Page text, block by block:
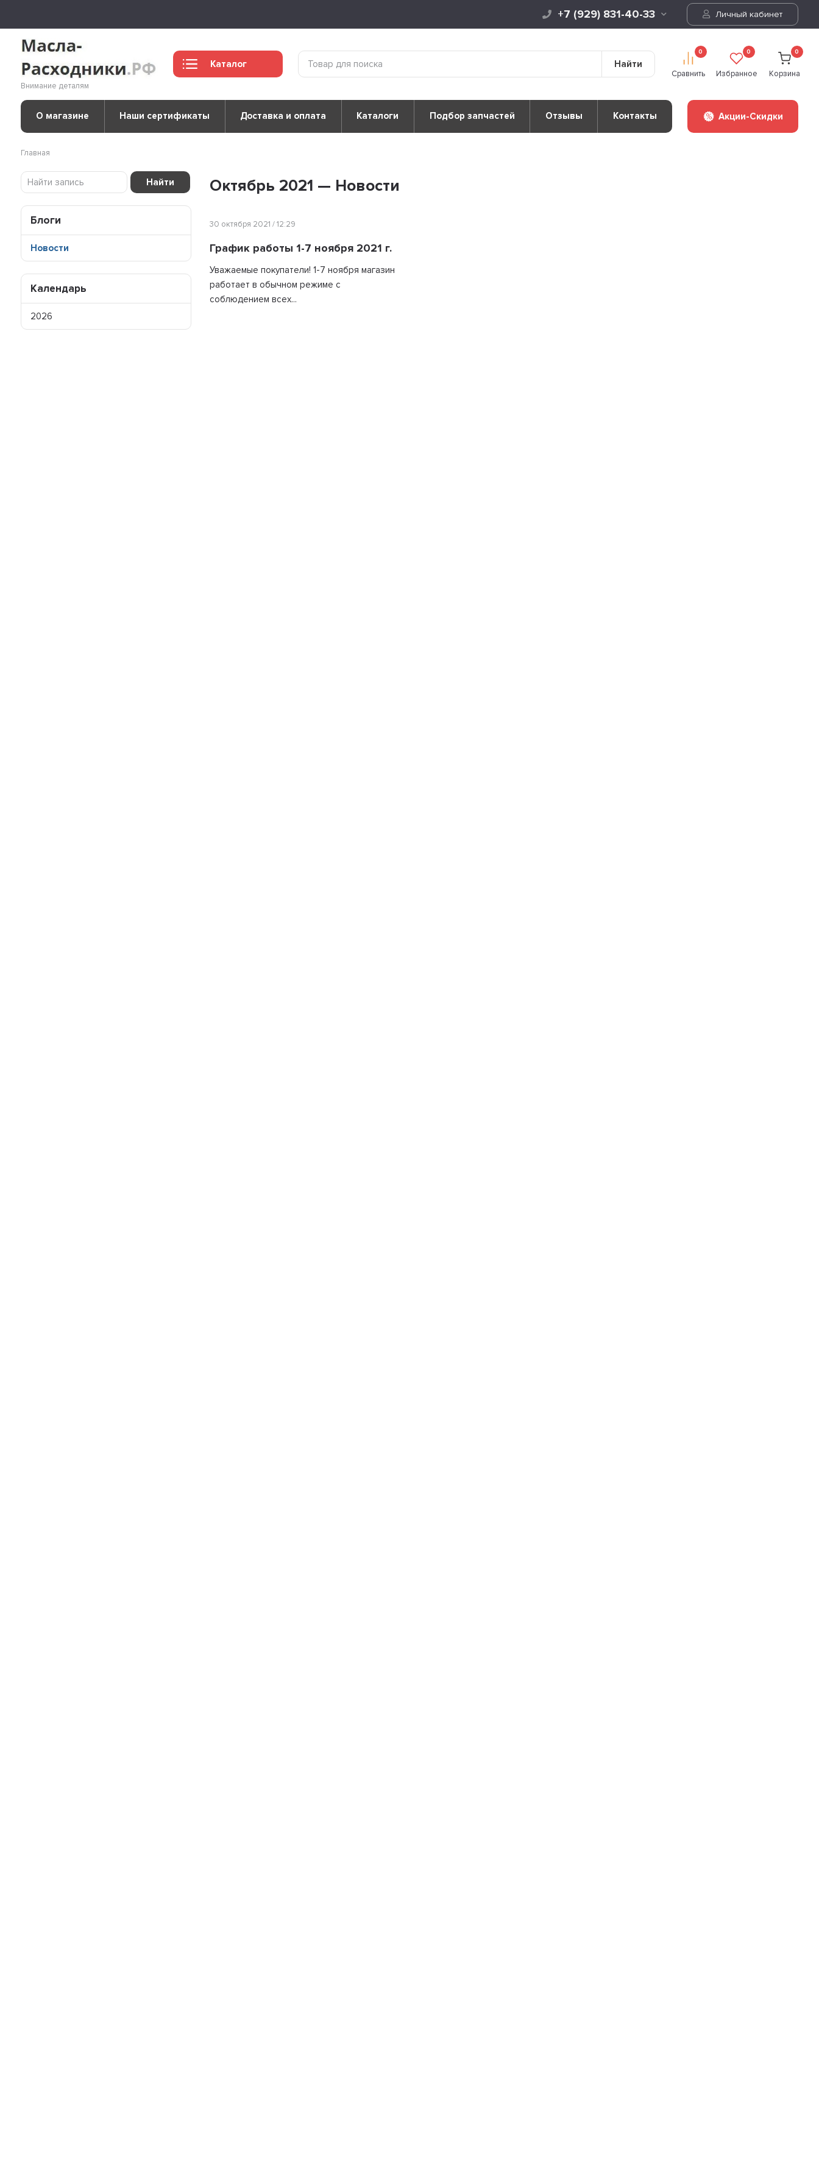
+7 (929) 831-40-33 Личный кабинет
Внимание деталям
Каталог Найти
0
Сравнить
0
Избранное
0
Корзина
О магазине Наши сертификаты Доставка и оплата Каталоги Подбор запчастей Отзывы Контакты Акции-Скидки
Главная
Найти
Блоги
Новости
Календарь
2026
Октябрь 2021 — Новости
30 октября 2021 / 12:29
График работы 1-7 ноября 2021 г.
Уважаемые покупатели! 1-7 ноября магазин
работает в обычном режиме с
соблюдением всех...